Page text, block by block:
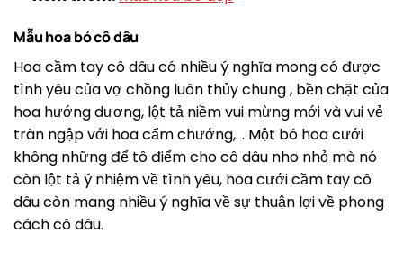
Mẫu hoa bó cô dâu
Hoa cầm tay cô dâu có nhiều ý nghĩa mong có được
tình yêu của vợ chồng luôn thủy chung , bền chặt của
hoa hướng dương, lột tả niềm vui mừng mới và vui vẻ
tràn ngập với hoa cẩm chướng,. . Một bó hoa cưới
không những để tô điểm cho cô dâu nho nhỏ mà nó
còn lột tả ý nhiệm về tình yêu, hoa cưới cầm tay cô
dâu còn mang nhiều ý nghĩa về sự thuận lợi về phong
cách cô dâu.